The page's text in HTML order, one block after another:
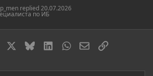
по ИБ
20.07.2026
FacebookBlueskyLinkedInWhatsAppЭлектронная
Ссылка